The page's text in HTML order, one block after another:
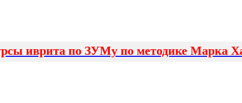
иврита по ЗУМу по методике Марка